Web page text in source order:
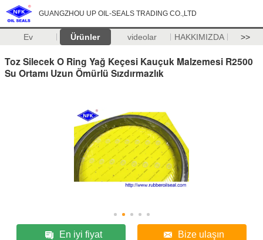
GUANGZHOU UP OIL-SEALS TRADING CO.,LTD
Ev Ürünler videolar HAKKIMIZDA >>
Toz Silecek O Ring Yağ Keçesi Kauçuk Malzemesi R2500
Su Ortamı Uzun Ömürlü Sızdırmazlık
En iyi fiyat Bize ulaşın